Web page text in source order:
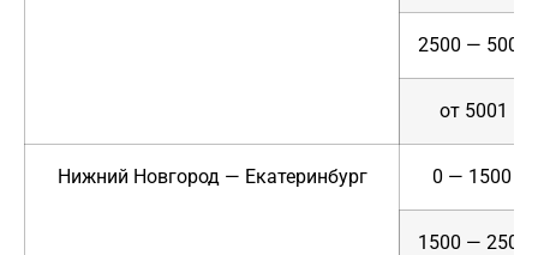
2500 — 5000
от 5001
Нижний Новгород — Екатеринбург 0 — 1500
1500 — 2500